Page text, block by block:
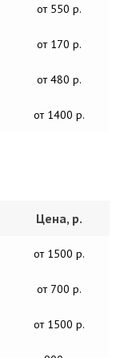
от 550 р.
от 170 р.
от 480 р.
от 1400 р.
Цена, р.
от 1500 р.
от 700 р.
от 1500 р.